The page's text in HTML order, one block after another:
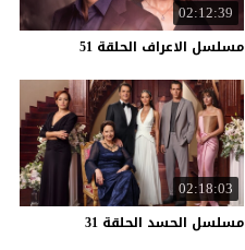
02:12:39
مسلسل الاعراف الحلقة 51
02:18:03
مسلسل الحسد الحلقة 31